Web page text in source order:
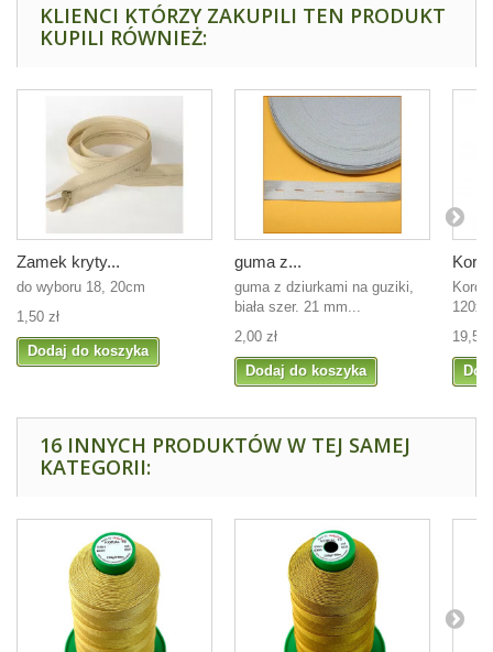
KLIENCI KTÓRZY ZAKUPILI TEN PRODUKT
KUPILI RÓWNIEŻ:
Zamek kryty...
do wyboru 18, 20cm
1,50 zł
Dodaj do koszyka
guma z...
guma z dziurkami na guziki,
biała szer. 21 mm...
2,00 zł
Dodaj do koszyka
19,50
16 INNYCH PRODUKTÓW W TEJ SAMEJ
KATEGORII: